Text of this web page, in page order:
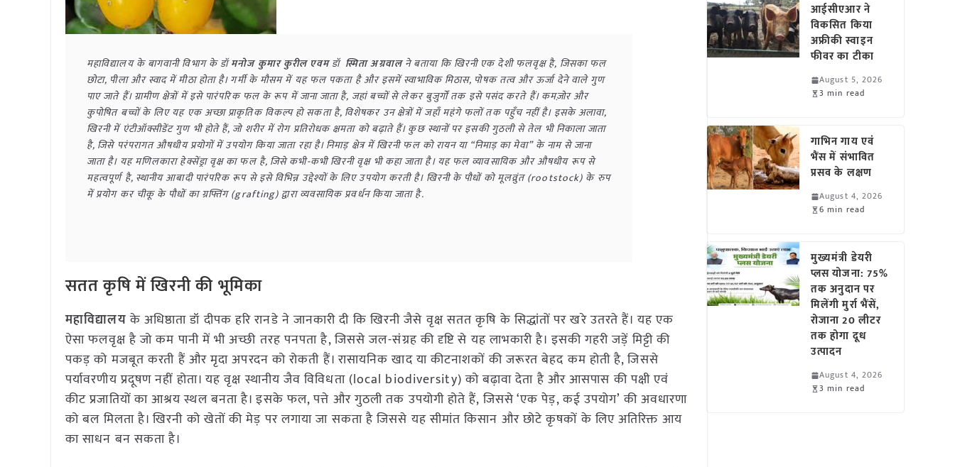
महाविद्यालय के बागवानी विभाग के डॉ मनोज कुमार कुरील एवम डॉ स्मिता अग्रवाल ने बताया कि खिरनी एक देशी फलवृक्ष है, जिसका फल
छोटा, पीला और स्वाद में मीठा होता है। गर्मी के मौसम में यह फल पकता है और इसमें स्वाभाविक मिठास, पोषक तत्व और ऊर्जा देने वाले गुण
पाए जाते हैं। ग्रामीण क्षेत्रों में इसे पारंपरिक फल के रूप में जाना जाता है, जहां बच्चों से लेकर बुजुर्गों तक इसे पसंद करते हैं। कमज़ोर और
कुपोषित बच्चों के लिए यह एक अच्छा प्राकृतिक विकल्प हो सकता है, विशेषकर उन क्षेत्रों में जहाँ महंगे फलों तक पहुँच नहीं है। इसके अलावा,
खिरनी में एंटीऑक्सीडेंट गुण भी होते हैं, जो शरीर में रोग प्रतिरोधक क्षमता को बढ़ाते हैं। कुछ स्थानों पर इसकी गुठली से तेल भी निकाला जाता
है, जिसे परंपरागत औषधीय प्रयोगों में उपयोग किया जाता रहा है। निमाड़ क्षेत्र में खिरनी फल को रायन या “निमाड़ का मेवा” के नाम से जाना
जाता है। यह मणिलकारा हेक्सेंड्रा वृक्ष का फल है, जिसे कभी-कभी खिरनी वृक्ष भी कहा जाता है। यह फल व्यावसायिक और औषधीय रूप से
महत्वपूर्ण है, स्थानीय आबादी पारंपरिक रूप से इसे विभिन्न उद्देश्यों के लिए उपयोग करती है। खिरनी के पौधों को मूलव्रुंत (rootstock) के रुप
में प्रयोग कर चीकू के पौधों का ग्रफ्तिंग (grafting) द्वारा व्यवसायिक प्रवर्धन किया जाता है.
सतत कृषि में खिरनी की भूमिका
महाविद्यालयके अधिष्ठाता डॉ दीपक हरि रानडे ने जानकारी दी कि खिरनी जैसे वृक्ष सतत कृषि के सिद्धांतों पर खरे उतरते हैं। यह एक
ऐसा फलवृक्ष है जो कम पानी में भी अच्छी तरह पनपता है, जिससे जल-संग्रह की दृष्टि से यह लाभकारी है। इसकी गहरी जड़ें मिट्टी की
पकड़ को मजबूत करती हैं और मृदा अपरदन को रोकती हैं। रासायनिक खाद या कीटनाशकों की जरूरत बेहद कम होती है, जिससे
पर्यावरणीय प्रदूषण नहीं होता। यह वृक्ष स्थानीय जैव विविधता (local biodiversity) को बढ़ावा देता है और आसपास की पक्षी एवं
कीट प्रजातियों का आश्रय स्थल बनता है। इसके फल, पत्ते और गुठली तक उपयोगी होते हैं, जिससे ‘एक पेड़, कई उपयोग’ की अवधारणा
को बल मिलता है। खिरनी को खेतों की मेड़ पर लगाया जा सकता है जिससे यह सीमांत किसान और छोटे कृषकों के लिए अतिरिक्त आय
का साधन बन सकता है।
आईसीएआर ने
विकसित किया
अफ्रीकी स्वाइन
फीवर का टीका
August 5, 2026
3 min read
गाभिन गाय एवं
भैंस में संभावित
प्रसव के लक्षण
August 4, 2026
6 min read
मुख्यमंत्री डेयरी
प्लस योजना: 75%
तक अनुदान पर
मिलेंगी मुर्रा भैंसें,
रोजाना 20 लीटर
तक होगा दूध
उत्पादन
August 4, 2026
3 min read